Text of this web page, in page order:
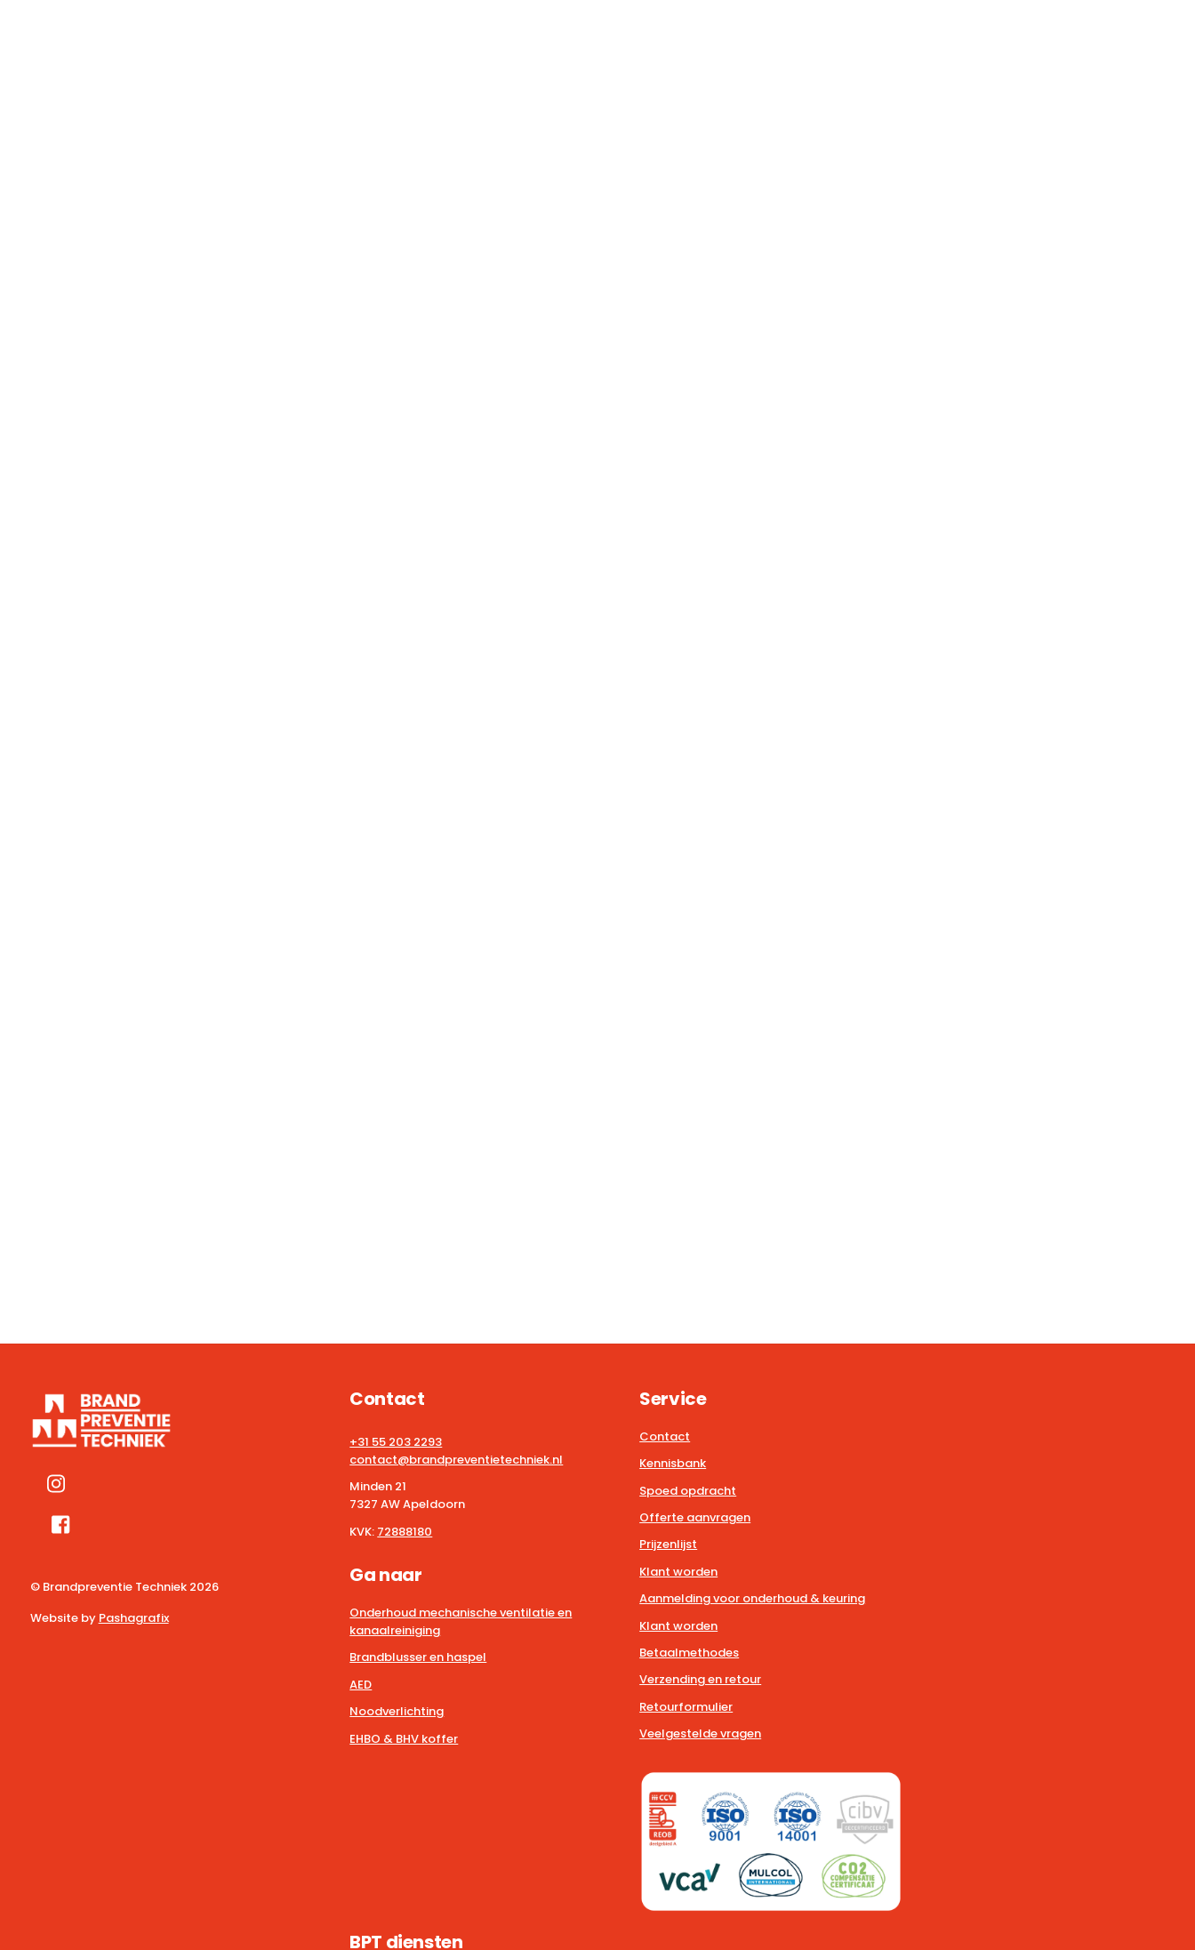
© Brandpreventie Techniek 2026
Website by Pashagrafix
Contact
+31 55 203 2293
contact@brandpreventietechniek.nl
Minden 21
7327 AW Apeldoorn
KVK: 72888180
Ga naar
Onderhoud mechanische ventilatie en
kanaalreiniging
Brandblusser en haspel
AED
Noodverlichting
EHBO & BHV koffer
Service
Contact
Kennisbank
Spoed opdracht
Offerte aanvragen
Prijzenlijst
Klant worden
Aanmelding voor onderhoud & keuring
Klant worden
Betaalmethodes
Verzending en retour
Retourformulier
Veelgestelde vragen
BPT diensten